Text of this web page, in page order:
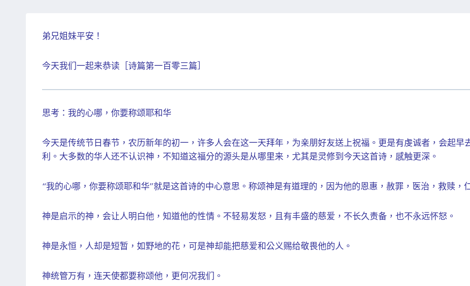
弟兄姐妹平安！
今天我们一起来恭读［诗篇第一百零三篇］
思考：我的心哪，你要称颂耶和华
今天是传统节日春节，农历新年的初一，许多人会在这一天拜年，为亲朋好友送上祝福。更是有虔诚者，会起
利。大多数的华人还不认识神，不知道这福分的源头是从哪里来，尤其是灵修到今天这首诗，感触更深。
“我的心哪，你要称颂耶和华”就是这首诗的中心意思。称颂神是有道理的，因为他的恩惠，赦罪，医治，救赎，
神是启示的神，会让人明白他，知道他的性情。不轻易发怒，且有丰盛的慈爱，不长久责备，也不永远怀怒。
神是永恒，人却是短暂，如野地的花，可是神却能把慈爱和公义赐给敬畏他的人。
神统管万有，连天使都要称颂他，更何况我们。